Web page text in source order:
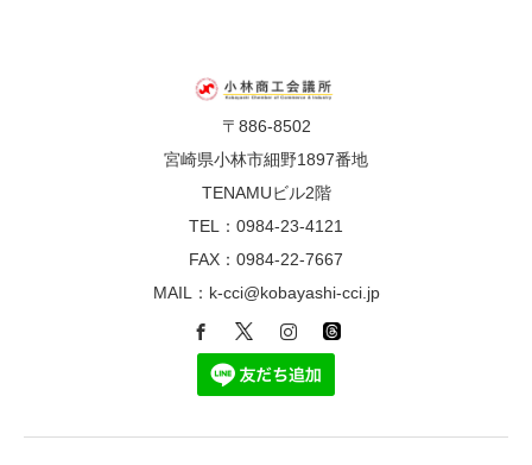
〒886-8502
宮崎県小林市細野1897番地
TENAMUビル2階
TEL：0984-23-4121
FAX：0984-22-7667
MAIL：k-cci@kobayashi-cci.jp